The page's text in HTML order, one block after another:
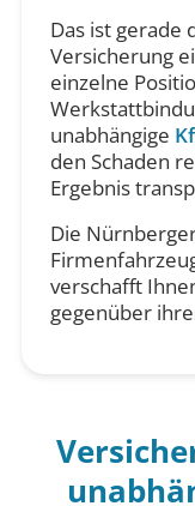
Das ist gerade
Versicherung
einzelne
unabhängige
den Schaden
Ergebnis
Die
verschafft
gegenüber